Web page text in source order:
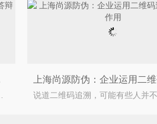
总经理、闵行区正义产业